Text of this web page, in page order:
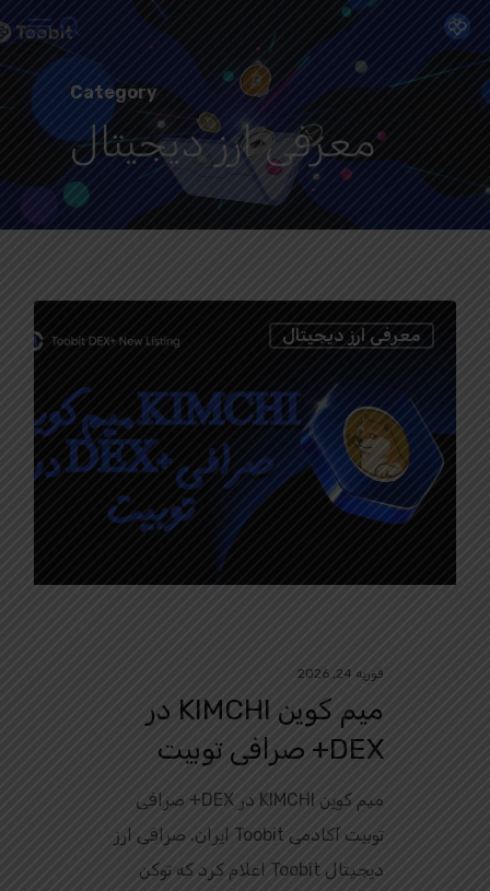
Skip
to
main
Menu
Category
معرفی ارز دیجیتال
معرفی ارز دیجیتال
فوریه 24, 2026
میم کوین KIMCHI در
DEX+ صرافی توبیت
میم کوین KIMCHI در DEX+ صرافی
توبیت آکادمی Toobit ایران. صرافی ارز
دیجیتال Toobit اعلام کرد که توکن
Close